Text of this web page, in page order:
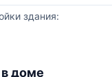
здания:
доме